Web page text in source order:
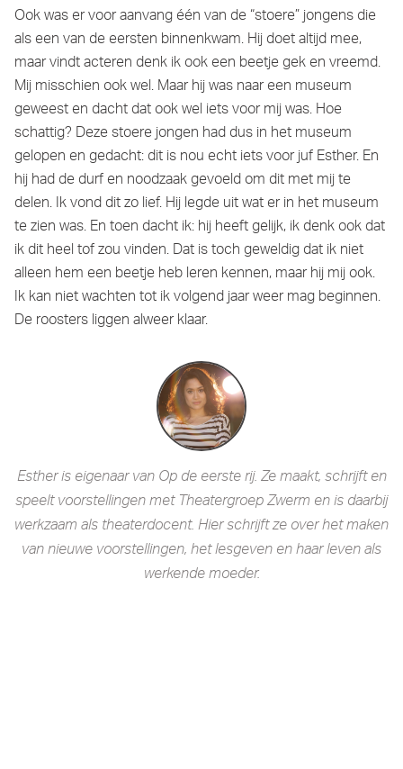
Ook was er voor aanvang één van de “stoere” jongens die
als een van de eersten binnenkwam. Hij doet altijd mee,
maar vindt acteren denk ik ook een beetje gek en vreemd.
Mij misschien ook wel. Maar hij was naar een museum
geweest en dacht dat ook wel iets voor mij was. Hoe
schattig? Deze stoere jongen had dus in het museum
gelopen en gedacht: dit is nou echt iets voor juf Esther. En
hij had de durf en noodzaak gevoeld om dit met mij te
delen. Ik vond dit zo lief. Hij legde uit wat er in het museum
te zien was. En toen dacht ik: hij heeft gelijk, ik denk ook dat
ik dit heel tof zou vinden. Dat is toch geweldig dat ik niet
alleen hem een beetje heb leren kennen, maar hij mij ook.
Ik kan niet wachten tot ik volgend jaar weer mag beginnen.
De roosters liggen alweer klaar.
Esther is eigenaar van Op de eerste rij. Ze maakt, schrijft en
speelt voorstellingen met Theatergroep Zwerm en is daarbij
werkzaam als theaterdocent. Hier schrijft ze over het maken
van nieuwe voorstellingen, het lesgeven en haar leven als
werkende moeder.